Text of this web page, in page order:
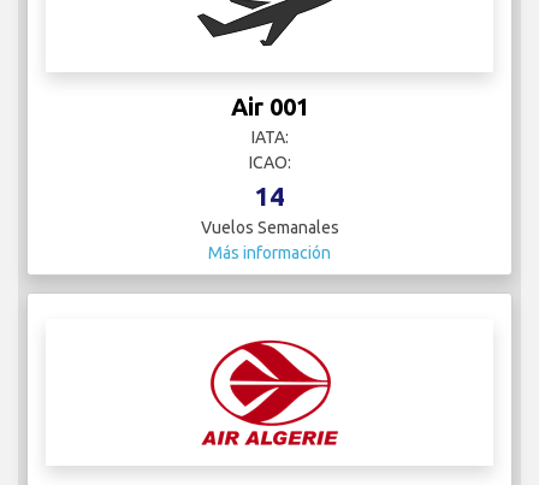
Air 001
IATA:
ICAO:
14
Vuelos Semanales
Más información